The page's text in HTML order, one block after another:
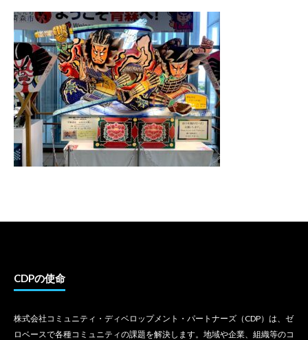
CDPの使命
株式会社コミュニティ・ディベロップメント・パートナーズ（CDP）は、ゼ
ロベースで各種コミュニティの課題を解決します。地域や企業、組織等のコ